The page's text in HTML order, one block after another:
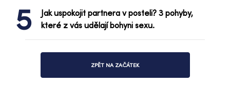
5
Jak uspokojit partnera v posteli? 3 pohyby,
které z vás udělají bohyni sexu.
ZPĚT NA ZAČÁTEK